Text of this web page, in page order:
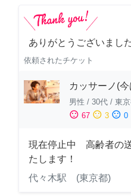
ありがとうございまし
依頼されたチケット
カッサーノ(
男性 / 30代 / 東
sentiment_satisfied 67 sentiment_neutral 3 sentiment_dissatisfied 0
現在停止中 高齢者の
たします！
代々木駅 (東京都)